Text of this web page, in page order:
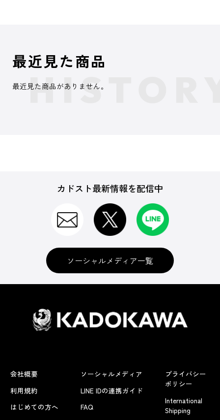
最近見た商品
最近見た商品がありません。
カドスト最新情報を配信中
ソーシャルメディア一覧
会社概要
利用規約
はじめての方へ
ソーシャルメディア
LINE IDの連携ガイド
FAQ
プライバシー
ポリシー
International
Shipping